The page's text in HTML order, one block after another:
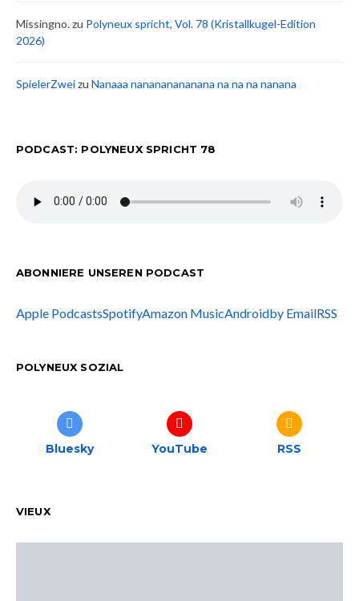
Missingno.zu Polyneux spricht, Vol. 78 (Kristallkugel-Edition
2026)
SpielerZweizu Nanaaa nanananananana na na na nanana
PODCAST: POLYNEUX SPRICHT 78
ABONNIERE UNSEREN PODCAST
Apple PodcastsSpotifyAmazon MusicAndroidby EmailRSS
POLYNEUX SOZIAL
Bluesky YouTube RSS
VIEUX